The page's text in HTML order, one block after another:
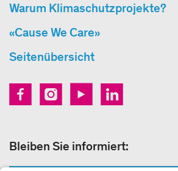
Warum Klimaschutzprojekte?
«Cause We Care»
Seitenübersicht
Bleiben Sie informiert: